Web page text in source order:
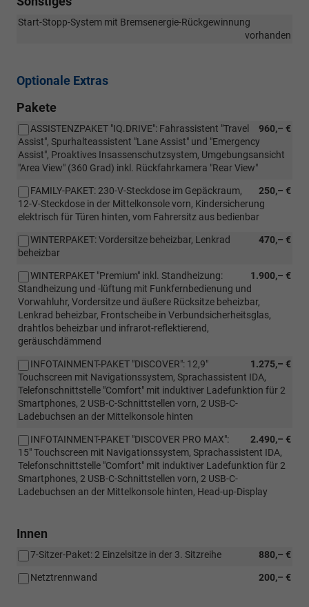
Start-Stopp-System mit Bremsenergie-Rückgewinnung
vorhanden
Optionale Extras
Pakete
960,– €
ASSISTENZPAKET "IQ.DRIVE": Fahrassistent "Travel
Assist", Spurhalteassistent "Lane Assist" und "Emergency
Assist", Proaktives Insassenschutzsystem, Umgebungsansicht
"Area View" (360 Grad) inkl. Rückfahrkamera "Rear View"
250,– €
FAMILY-PAKET: 230-V-Steckdose im Gepäckraum,
12-V-Steckdose in der Mittelkonsole vorn, Kindersicherung
elektrisch für Türen hinten, vom Fahrersitz aus bedienbar
470,– €
WINTERPAKET: Vordersitze beheizbar, Lenkrad
beheizbar
1.900,– €
WINTERPAKET "Premium" inkl. Standheizung:
Standheizung und -lüftung mit Funkfernbedienung und
Vorwahluhr, Vordersitze und äußere Rücksitze beheizbar,
Lenkrad beheizbar, Frontscheibe in Verbundsicherheitsglas,
drahtlos beheizbar und infrarot-reflektierend,
geräuschdämmend
1.275,– €
INFOTAINMENT-PAKET "DISCOVER": 12,9"
Touchscreen mit Navigationssystem, Sprachassistent IDA,
Telefonschnittstelle "Comfort" mit induktiver Ladefunktion für 2
Smartphones, 2 USB-C-Schnittstellen vorn, 2 USB-C-
Ladebuchsen an der Mittelkonsole hinten
2.490,– €
INFOTAINMENT-PAKET "DISCOVER PRO MAX":
15" Touchscreen mit Navigationssystem, Sprachassistent IDA,
Telefonschnittstelle "Comfort" mit induktiver Ladefunktion für 2
Smartphones, 2 USB-C-Schnittstellen vorn, 2 USB-C-
Ladebuchsen an der Mittelkonsole hinten, Head-up-Display
Innen
880,– €
7-Sitzer-Paket: 2 Einzelsitze in der 3. Sitzreihe
200,– €
Netztrennwand